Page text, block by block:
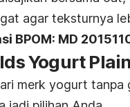
agar teksturnya
BPOM: MD
Yogurt Plain
merk yogurt tanpa